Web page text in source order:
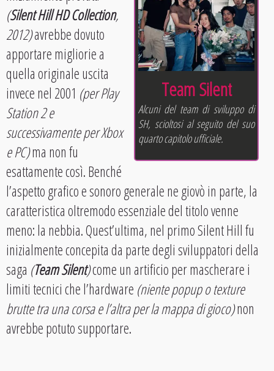
Team Silent
Alcuni del team di sviluppo di
SH, scioltosi al seguito del suo
quarto capitolo ufficiale.
(Silent Hill HD Collection,
2012)avrebbe dovuto
apportare migliorie a
quella originale uscita
invece nel 2001 (per Play
Station 2 e
successivamente per Xbox
e PC)ma non fu
esattamente così. Benché
l’aspetto grafico e sonoro generale ne giovò in parte, la
caratteristica oltremodo essenziale del titolo venne
meno: la nebbia. Quest’ultima, nel primo Silent Hill fu
inizialmente concepita da parte degli sviluppatori della
saga (Team Silent)come un artificio per mascherare i
limiti tecnici che l’hardware (niente popup o texture
brutte tra una corsa e l’altra per la mappa di gioco)non
avrebbe potuto supportare.